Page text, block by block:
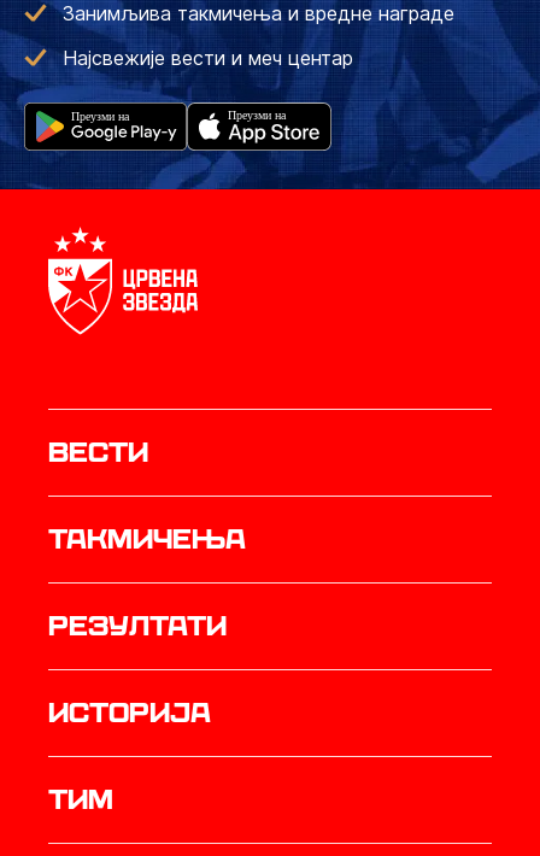
Занимљива такмичења и вредне награде
Најсвежије вести и меч центар
Вести
Такмичења
резултати
историја
ТИМ